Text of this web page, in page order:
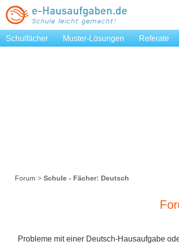
Schulfächer Muster-Lösungen Referate
Forum > Schule - Fächer: Deutsch
Probleme mit einer Deutsch-Hausaufgabe